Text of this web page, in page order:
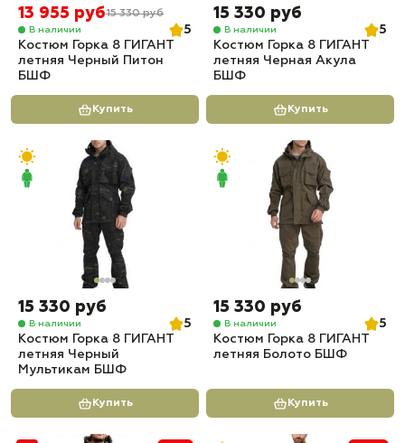
13 955 руб15 330 руб
В наличии
5
Костюм Горка 8 ГИГАНТ
летняя Черный Питон
БШФ
Купить
15 330 руб
В наличии
5
Костюм Горка 8 ГИГАНТ
летняя Черная Акула
БШФ
Купить
15 330 руб
В наличии
5
Костюм Горка 8 ГИГАНТ
летняя Черный
Мультикам БШФ
Купить
15 330 руб
В наличии
5
Костюм Горка 8 ГИГАНТ
летняя Болото БШФ
Купить